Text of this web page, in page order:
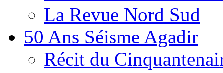
La Revue Nord Sud
50 Ans Séisme Agadir
Récit du